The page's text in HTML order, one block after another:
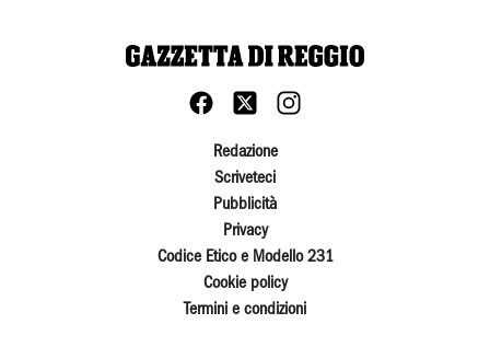
Redazione
Scriveteci
Pubblicità
Privacy
Codice Etico e Modello 231
Cookie policy
Termini e condizioni